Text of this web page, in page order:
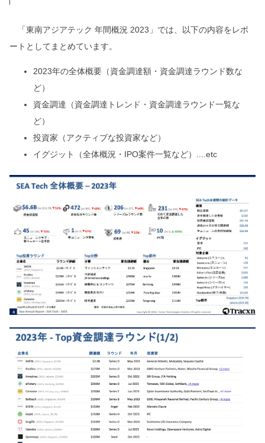
「東南アジアテック 年間概況 2023」では、以下の内容をレポ
ートとしてまとめています。
2023年の全体概要（資金調達額・資金調達ラウンド数な
ど）
資金調達（資金調達トレンド・資金調達ラウンド一覧な
ど）
投資家（アクティブな投資家など）
イグジット（全体概況・IPO案件一覧など）....etc